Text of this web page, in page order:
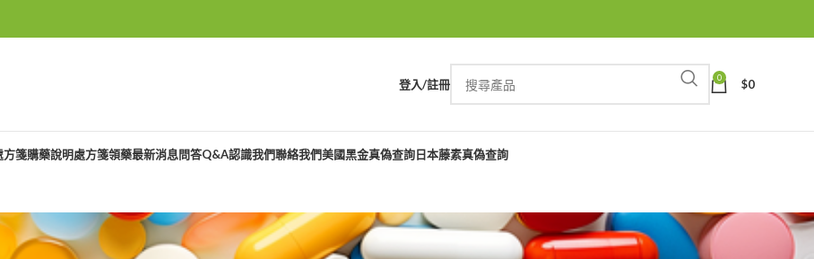
登入/註冊 0 $0
方箋購藥說明處方箋領藥最新消息問答Q&A認識我們聯絡我們美國黑金真偽查詢日本藤素真偽查詢